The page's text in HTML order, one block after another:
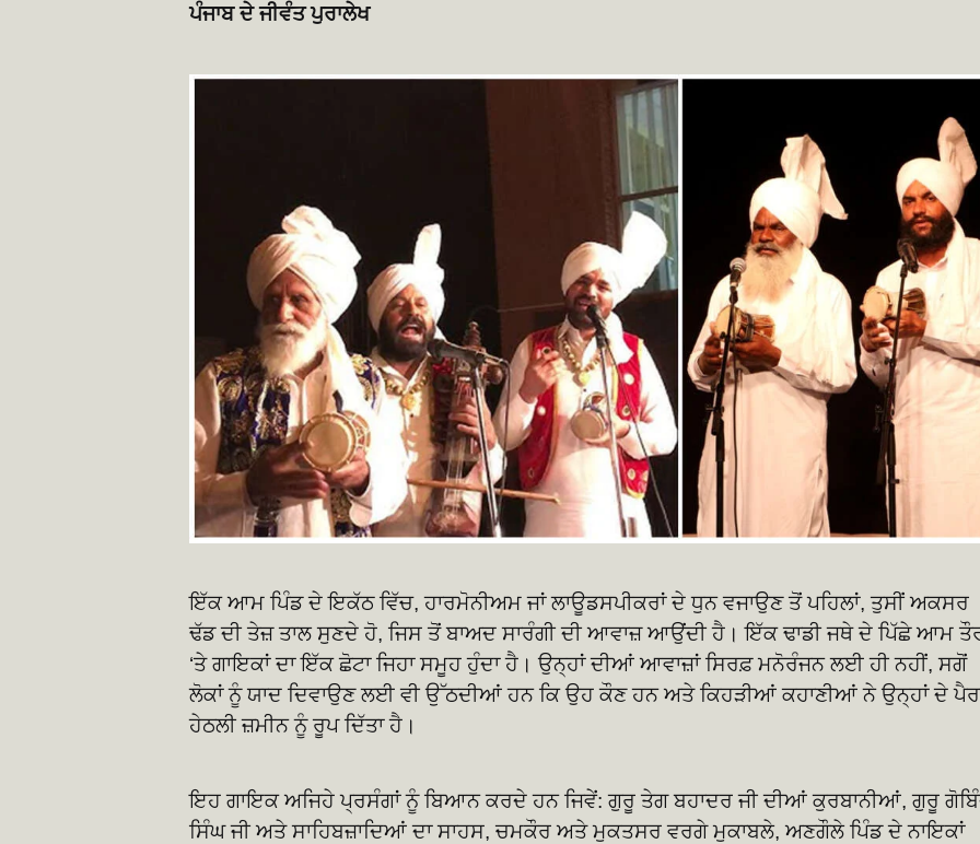
ਪੰਜਾਬ ਦੇ ਜੀਵੰਤ ਪੁਰਾਲੇਖ
ਇੱਕ ਆਮ ਪਿੰਡ ਦੇ ਇਕੱਠ ਵਿੱਚ, ਹਾਰਮੋਨੀਅਮ ਜਾਂ ਲਾਊਡਸਪੀਕਰਾਂ ਦੇ ਧੁਨ ਵਜਾਉਣ ਤੋਂ ਪਹਿਲਾਂ, ਤੁਸੀਂ ਅਕਸਰ
ਢੱਡ ਦੀ ਤੇਜ਼ ਤਾਲ ਸੁਣਦੇ ਹੋ, ਜਿਸ ਤੋਂ ਬਾਅਦ ਸਾਰੰਗੀ ਦੀ ਆਵਾਜ਼ ਆਉਂਦੀ ਹੈ। ਇੱਕ ਢਾਡੀ ਜਥੇ ਦੇ ਪਿੱਛੇ ਆਮ
‘ਤੇ ਗਾਇਕਾਂ ਦਾ ਇੱਕ ਛੋਟਾ ਜਿਹਾ ਸਮੂਹ ਹੁੰਦਾ ਹੈ। ਉਨ੍ਹਾਂ ਦੀਆਂ ਆਵਾਜ਼ਾਂ ਸਿਰਫ਼ ਮਨੋਰੰਜਨ ਲਈ ਹੀ ਨਹੀਂ, ਸਗੋਂ
ਲੋਕਾਂ ਨੂੰ ਯਾਦ ਦਿਵਾਉਣ ਲਈ ਵੀ ਉੱਠਦੀਆਂ ਹਨ ਕਿ ਉਹ ਕੌਣ ਹਨ ਅਤੇ ਕਿਹੜੀਆਂ ਕਹਾਣੀਆਂ ਨੇ ਉਨ੍ਹਾਂ ਦੇ
ਹੇਠਲੀ ਜ਼ਮੀਨ ਨੂੰ ਰੂਪ ਦਿੱਤਾ ਹੈ।
ਇਹ ਗਾਇਕ ਅਜਿਹੇ ਪ੍ਰਸੰਗਾਂ ਨੂੰ ਬਿਆਨ ਕਰਦੇ ਹਨ ਜਿਵੇਂ: ਗੁਰੂ ਤੇਗ ਬਹਾਦਰ ਜੀ ਦੀਆਂ ਕੁਰਬਾਨੀਆਂ, ਗੁਰੂ
ਸਿੰਘ ਜੀ ਅਤੇ ਸਾਹਿਬਜ਼ਾਦਿਆਂ ਦਾ ਸਾਹਸ, ਚਮਕੌਰ ਅਤੇ ਮੁਕਤਸਰ ਵਰਗੇ ਮੁਕਾਬਲੇ, ਅਣਗੌਲੇ ਪਿੰਡ ਦੇ ਨਾਇਕਾਂ